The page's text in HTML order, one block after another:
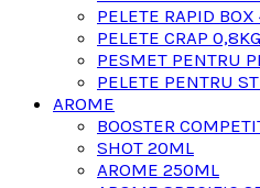
PELETE RAPID
PELETE CRAP 0,8KG
PESMET PENTRU
PELETE PENTRU
AROME
BOOSTER
SHOT 20ML
AROME 250ML